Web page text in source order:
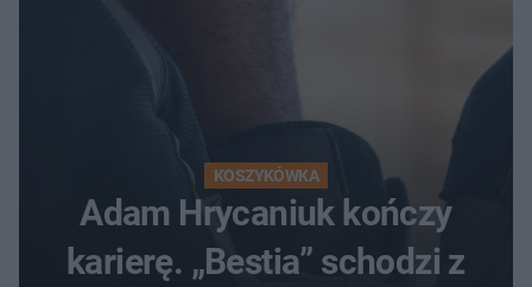
KOSZYKÓWKA
Adam Hrycaniuk kończy
karierę. „Bestia” schodzi z